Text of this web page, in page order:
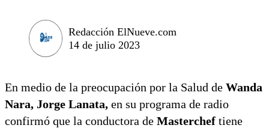
Redacción ElNueve.com
14 de julio 2023
En medio de la preocupación por la Salud de Wanda
Nara, Jorge Lanata, en su programa de radio
confirmó que la conductora de Masterchef tiene